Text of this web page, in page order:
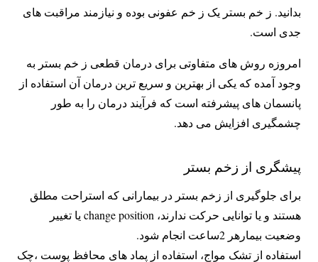
بدانید. ز خم بستر یک ز خم عفونی بوده و نیازمند مراقبت های
جدی است.
امروزه روش های متفاوتی برای درمان قطعی ز خم بستر به
وجود آمده که یکی از بهترین و سریع ترین درمان آن استفاده از
پانسمان های پیشرفته است که فرآیند درمان را به طور
چشمگیری افزایش می دهد.
پیشگری‌ از زخم بستر
برای جلوگیری از زخم بستر در بیمارانی که استراحت مطلق
هستند و یا توانایی حرکت ندارند، change position یا تغییر
وضعیت بیمار‌هر 2ساعت انجام شود.
استفاده از تشک مواج، استفاده از پماد های محافظ پوست ،چک